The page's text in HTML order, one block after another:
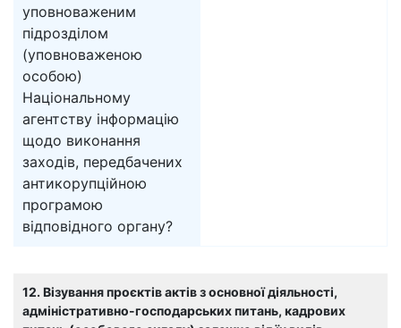
уповноваженим
підрозділом
(уповноваженою
особою)
Національному
агентству інформацію
щодо виконання
заходів, передбачених
антикорупційною
програмою
відповідного органу?
12. Візування проєктів актів з основної діяльності,
адміністративно-господарських питань, кадрових